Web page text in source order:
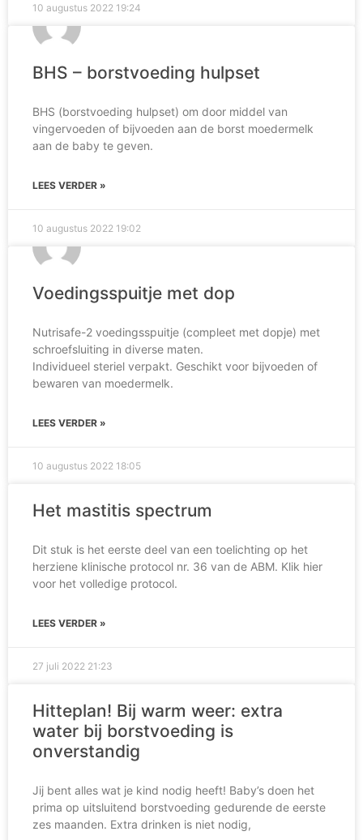
10 augustus 2022 19:24
BHS – borstvoeding hulpset
BHS (borstvoeding hulpset) om door middel van
vingervoeden of bijvoeden aan de borst moedermelk
aan de baby te geven.
LEES VERDER »
10 augustus 2022 19:02
Voedingsspuitje met dop
Nutrisafe-2 voedingsspuitje (compleet met dopje) met
schroefsluiting in diverse maten.
Individueel steriel verpakt. Geschikt voor bijvoeden of
bewaren van moedermelk.
LEES VERDER »
10 augustus 2022 18:05
Het mastitis spectrum
Dit stuk is het eerste deel van een toelichting op het
herziene klinische protocol nr. 36 van de ABM. Klik hier
voor het volledige protocol.
LEES VERDER »
27 juli 2022 21:23
Hitteplan! Bij warm weer: extra
water bij borstvoeding is
onverstandig
Jij bent alles wat je kind nodig heeft! Baby’s doen het
prima op uitsluitend borstvoeding gedurende de eerste
zes maanden. Extra drinken is niet nodig,